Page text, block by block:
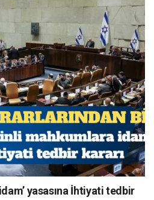
yasasına İhtiyati tedbir